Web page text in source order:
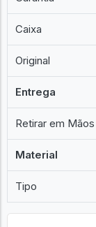
Caixa
Original
Entrega
Retirar em Mãos
Material
Tipo